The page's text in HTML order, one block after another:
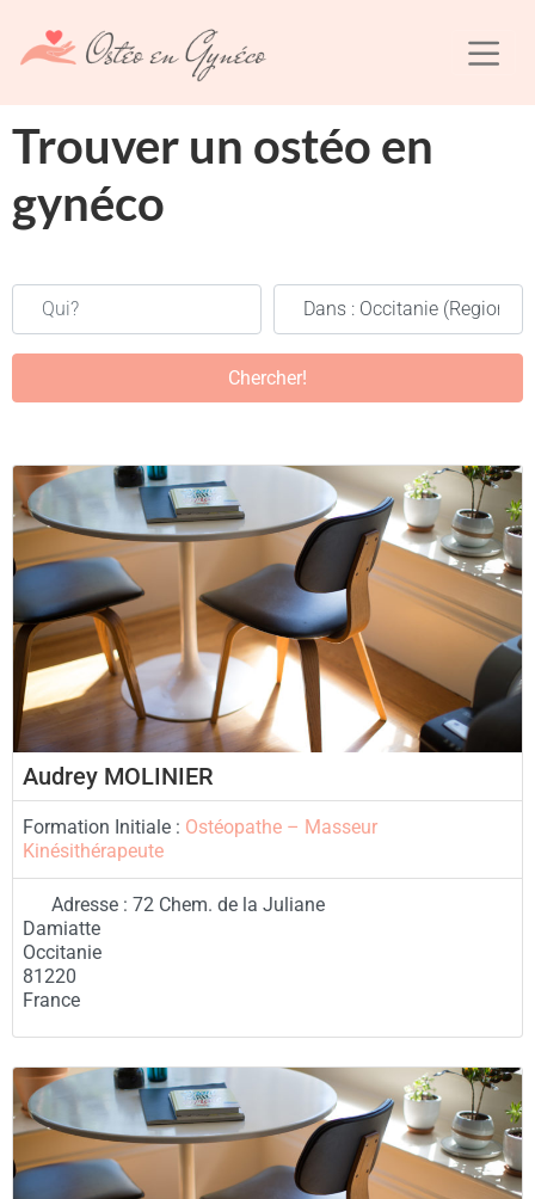
Trouver un ostéo en
gynéco
Qui? Où?
Chercher!
Audrey MOLINIER
Formation Initiale : Ostéopathe – Masseur
Kinésithérapeute
Adresse : 72 Chem. de la Juliane
Damiatte
Occitanie
81220
France